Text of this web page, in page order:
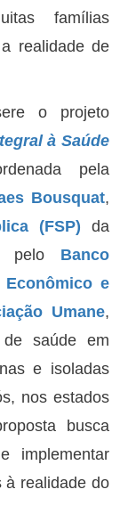
famílias
realidade de
o projeto
à Saúde
pela
Bousquat,
(FSP) da
pelo Banco
Econômico e
Umane,
de saúde em
e isoladas
nos estados
busca
implementar
à realidade do